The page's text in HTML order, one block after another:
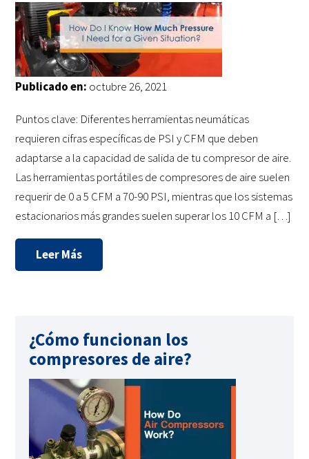
Publicado en: octubre 26, 2021
Puntos clave: Diferentes herramientas neumáticas
requieren cifras específicas de PSI y CFM que deben
adaptarse a la capacidad de salida de tu compresor de aire.
Las herramientas portátiles de compresores de aire suelen
requerir de 0 a 5 CFM a 70-90 PSI, mientras que los sistemas
estacionarios más grandes suelen superar los 10 CFM a […]
Leer Más
¿Cómo funcionan los
compresores de aire?